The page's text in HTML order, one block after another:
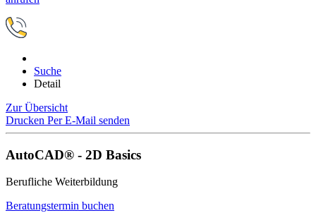
Suche
Detail
Zur Übersicht
Drucken Per E-Mail senden
AutoCAD® - 2D Basics
Berufliche Weiterbildung
Beratungstermin buchen